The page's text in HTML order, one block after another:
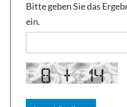
Bitte geben Sie das
ein.